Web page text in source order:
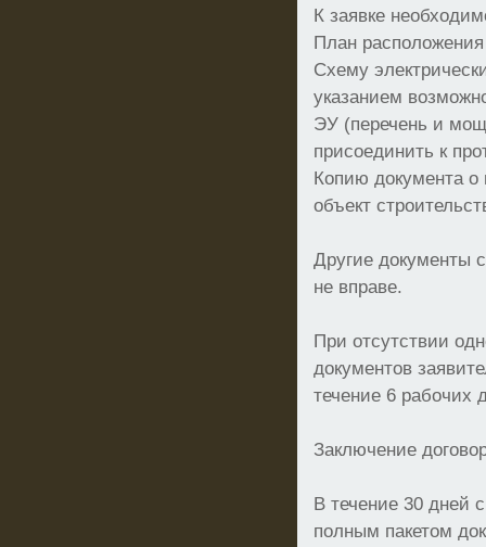
К заявке
План
Схему
указанием
ЭУ (перечень и
присоединить к
Копию документа о
объект
Другие документы
не вправе.
При отсутствии
документов
течение 6 рабочих
Заключение
В течение 30 дней
полным пакетом